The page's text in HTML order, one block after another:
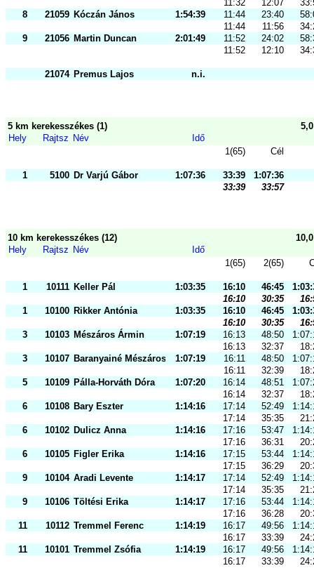
11:32 12:07
8
21059 Kóczán János 1:54:39 11:44 23:40
11:44
11:56
9
21056 Martin Duncan 2:01:49 11:52 24:02
11:52
12:10
21074 Premus Lajos n.i.
5 km kerekesszékes (1)
Hely
Rajtsz Név
Idő
1(65)
Cél
1 5100 Dr Varjú Gábor 1:07:36 33:39
1:07:36
33:39
33:57
10 km kerekesszékes (12)
Hely
Rajtsz Név
Idő
1(65)
2(65)
1 10111 Keller Pál 1:03:35 16:10 46:45
16:10
30:35
1
10100 Rikker Antónia 1:03:35 16:10 46:45
16:10
30:35
3
10103 Mészáros Ármin 1:07:19 16:13 48:50
16:13
32:37
3
10107 Baranyainé Mészáros Éva1:07:19 16:11 48:50
16:11
32:39
5
10109 Pálla-Horváth Dóra 1:07:20 16:14 48:51
16:14
32:37
6
10108 Bary Eszter 1:14:16 17:14 52:49
17:14
35:35
6
10102 Dulicz Anna 1:14:16 17:16 53:47
17:16
36:31
6
10105 Figler Erika 1:14:16 17:15 53:44
17:15
36:29
9
10104 Aradi Levente 1:14:17 17:14 52:49
17:14
35:35
9
10106 Töltési Erika 1:14:17 17:16 53:44
17:16
36:28
11
10112 Tremmel Ferenc 1:14:19 16:17 49:56
16:17
33:39
11
10101 Tremmel Zsófia 1:14:19 16:17 49:56
16:17
33:39